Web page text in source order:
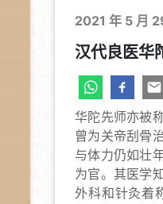
2021 年 5 月
汉代良医华
华陀先师亦被
曾为关帝刮骨
与体力仍如壮
为官。其医学
外科和针灸着